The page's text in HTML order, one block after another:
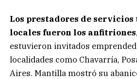
Los prestadores de
locales fueron los anfitriones
estuvieron invitados
localidades como Chavarría,
Aires. Mantilla mostró su